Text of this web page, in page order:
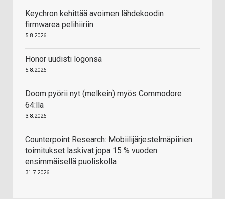
Keychron kehittää avoimen lähdekoodin
firmwarea pelihiiriin
5.8.2026
Honor uudisti logonsa
5.8.2026
Doom pyörii nyt (melkein) myös Commodore
64:llä
3.8.2026
Counterpoint Research: Mobiilijärjestelmäpiirien
toimitukset laskivat jopa 15 % vuoden
ensimmäisellä puoliskolla
31.7.2026